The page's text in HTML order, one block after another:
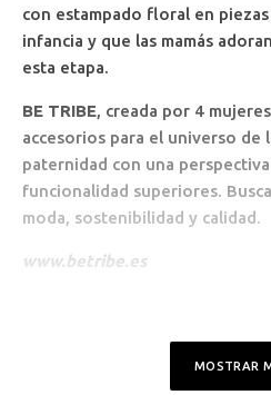
con estampado floral en
infancia y que las mamás
esta etapa.
BE TRIBE, creada por 4
accesorios para el universo de
paternidad con una
funcionalidad superiores.
moda, sostenibilidad y calidad.
www.betribe.es
MOSTRAR